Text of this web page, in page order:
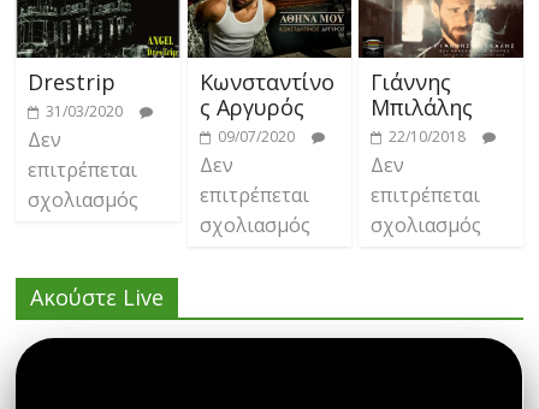
Drestrip
31/03/2020
Δεν
επιτρέπεται
σχολιασμός
Κωνσταντίνο
ς Αργυρός
09/07/2020
Δεν
επιτρέπεται
σχολιασμός
Γιάννης
Μπιλάλης
22/10/2018
Δεν
επιτρέπεται
σχολιασμός
Ακούστε Live